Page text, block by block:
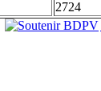
2724